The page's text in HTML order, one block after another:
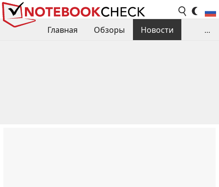
Главная Обзоры
Новости
...